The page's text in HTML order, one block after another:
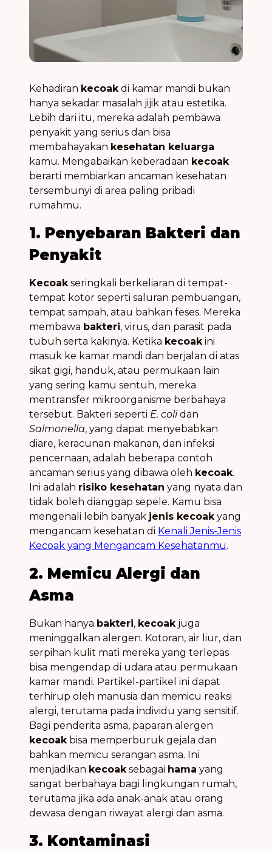
Kehadiran kecoak di kamar mandi bukan
hanya sekadar masalah jijik atau estetika.
Lebih dari itu, mereka adalah pembawa
penyakit yang serius dan bisa
membahayakan kesehatan keluarga
kamu. Mengabaikan keberadaan kecoak
berarti membiarkan ancaman kesehatan
tersembunyi di area paling pribadi
rumahmu.
1. Penyebaran Bakteri dan
Penyakit
Kecoak seringkali berkeliaran di tempat-
tempat kotor seperti saluran pembuangan,
tempat sampah, atau bahkan feses. Mereka
membawa bakteri, virus, dan parasit pada
tubuh serta kakinya. Ketika kecoak ini
masuk ke kamar mandi dan berjalan di atas
sikat gigi, handuk, atau permukaan lain
yang sering kamu sentuh, mereka
mentransfer mikroorganisme berbahaya
tersebut. Bakteri seperti E. colidan
Salmonella, yang dapat menyebabkan
diare, keracunan makanan, dan infeksi
pencernaan, adalah beberapa contoh
ancaman serius yang dibawa oleh kecoak.
Ini adalah risiko kesehatan yang nyata dan
tidak boleh dianggap sepele. Kamu bisa
mengenali lebih banyak jenis kecoak yang
mengancam kesehatan di Kenali Jenis-Jenis
Kecoak yang Mengancam Kesehatanmu.
2. Memicu Alergi dan
Asma
Bukan hanya bakteri, kecoak juga
meninggalkan alergen. Kotoran, air liur, dan
serpihan kulit mati mereka yang terlepas
bisa mengendap di udara atau permukaan
kamar mandi. Partikel-partikel ini dapat
terhirup oleh manusia dan memicu reaksi
alergi, terutama pada individu yang sensitif.
Bagi penderita asma, paparan alergen
kecoak bisa memperburuk gejala dan
bahkan memicu serangan asma. Ini
menjadikan kecoak sebagai hama yang
sangat berbahaya bagi lingkungan rumah,
terutama jika ada anak-anak atau orang
dewasa dengan riwayat alergi dan asma.
3. Kontaminasi